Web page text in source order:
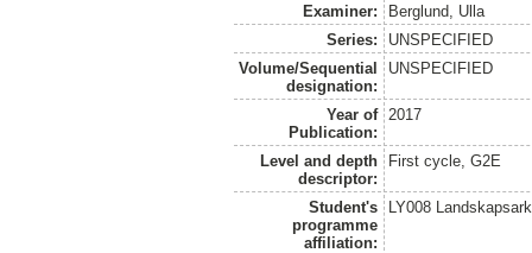
Examiner:
Berglund, Ulla
Series:
UNSPECIFIED
Volume/Sequential
designation:
UNSPECIFIED
Year of
Publication:
2017
Level and depth
descriptor:
First cycle, G2E
Student's
programme
affiliation:
LY008